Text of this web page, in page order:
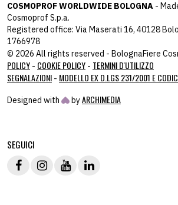
COSMOPROF WORLDWIDE BOLOGNA -
Cosmoprof S.p.a.
Registered office: Via Maserati 16, 40128
1766978
© 2026 All rights reserved - BolognaFiere
POLICY - COOKIE POLICY - TERMINI D'UTILIZZO
SEGNALAZIONI - MODELLO EX D.LGS 231/2001 E
Designed with byARCHIMEDIA
SEGUICI